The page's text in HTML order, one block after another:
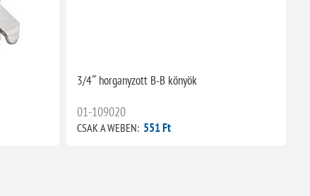
3/4˝ horganyzott B-B könyök
01-109020
CSAK A WEBEN: 551 Ft